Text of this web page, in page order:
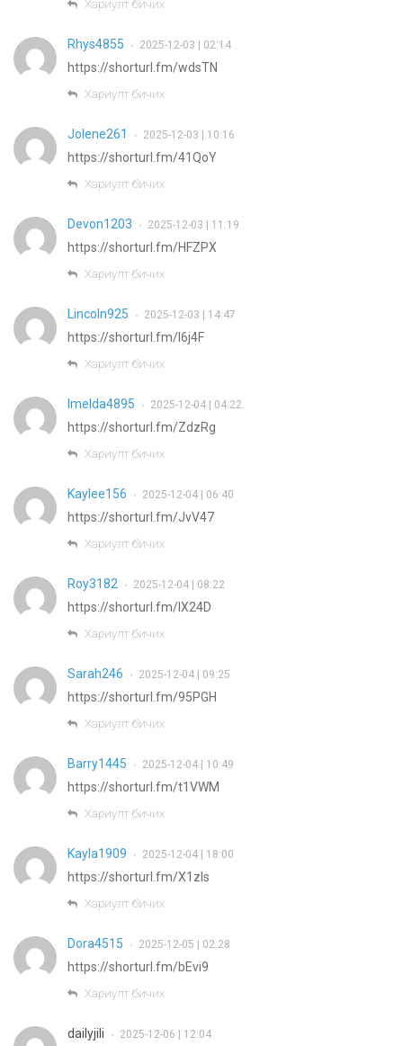
Хариулт бичих
Rhys4855 • 2025-12-03 | 02:14
https://shorturl.fm/wdsTN
Хариулт бичих
Jolene261 • 2025-12-03 | 10:16
https://shorturl.fm/41QoY
Хариулт бичих
Devon1203 • 2025-12-03 | 11:19
https://shorturl.fm/HFZPX
Хариулт бичих
Lincoln925 • 2025-12-03 | 14:47
https://shorturl.fm/I6j4F
Хариулт бичих
Imelda4895 • 2025-12-04 | 04:22
https://shorturl.fm/ZdzRg
Хариулт бичих
Kaylee156 • 2025-12-04 | 06:40
https://shorturl.fm/JvV47
Хариулт бичих
Roy3182 • 2025-12-04 | 08:22
https://shorturl.fm/lX24D
Хариулт бичих
Sarah246 • 2025-12-04 | 09:25
https://shorturl.fm/95PGH
Хариулт бичих
Barry1445 • 2025-12-04 | 10:49
https://shorturl.fm/t1VWM
Хариулт бичих
Kayla1909 • 2025-12-04 | 18:00
https://shorturl.fm/X1zIs
Хариулт бичих
Dora4515 • 2025-12-05 | 02:28
https://shorturl.fm/bEvi9
Хариулт бичих
dailyjili • 2025-12-06 | 12:04